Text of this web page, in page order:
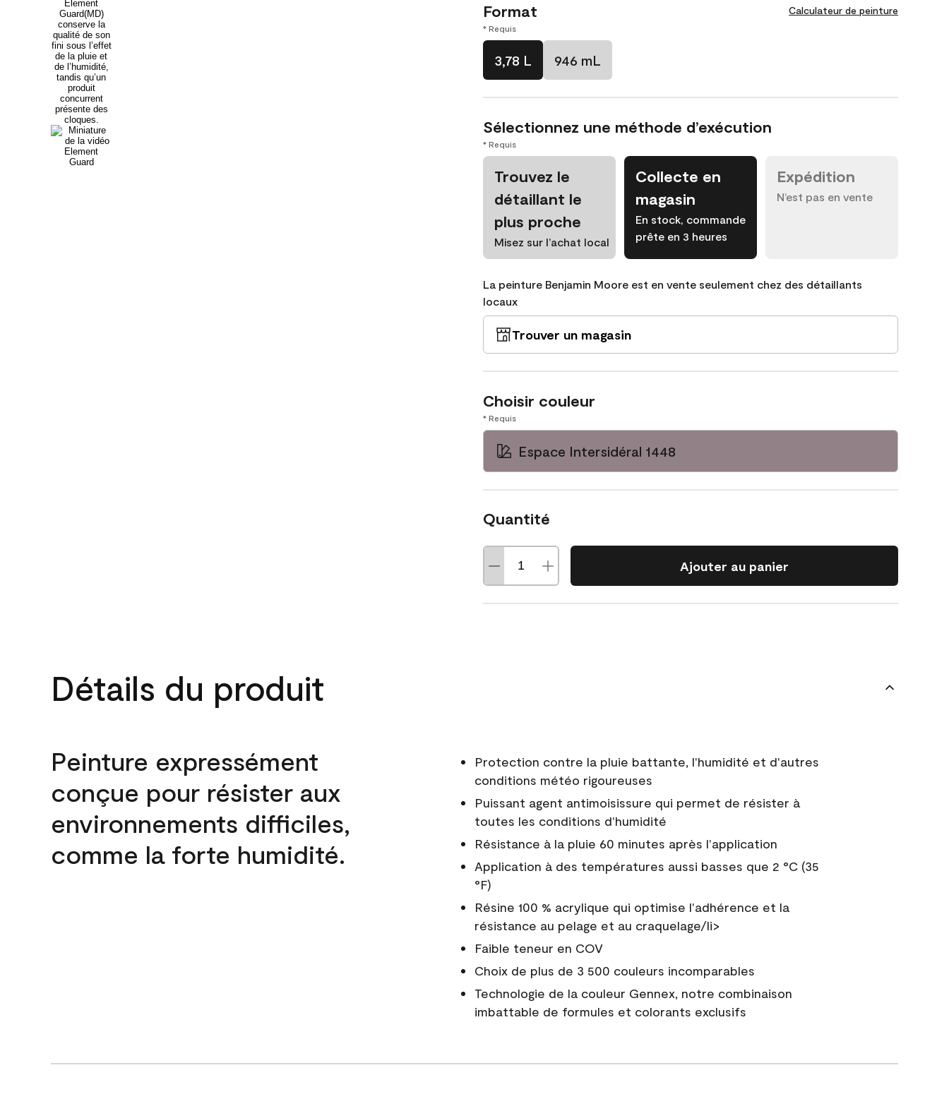
Format Calculateur de peinture
* Requis
3,78 L 946 mL
Sélectionnez une méthode d’exécution
* Requis
Trouvez le
détaillant le
plus proche
Misez sur l’achat local
Collecte en
magasin
En stock, commande
prête en 3 heures
Expédition
N’est pas en vente
La peinture Benjamin Moore est en vente seulement chez des détaillants
locaux
Trouver un magasin
Choisir couleur
* Requis
Espace Intersidéral 1448
Quantité
Ajouter au panier
Détails du produit
Peinture expressément
conçue pour résister aux
environnements difficiles,
comme la forte humidité.
Protection contre la pluie battante, l'humidité et d'autres
conditions météo rigoureuses
Puissant agent antimoisissure qui permet de résister à
toutes les conditions d'humidité
Résistance à la pluie 60 minutes après l'application
Application à des températures aussi basses que 2 °C (35
°F)
Résine 100 % acrylique qui optimise l'adhérence et la
résistance au pelage et au craquelage/li>
Faible teneur en COV
Choix de plus de 3 500 couleurs incomparables
Technologie de la couleur Gennex, notre combinaison
imbattable de formules et colorants exclusifs